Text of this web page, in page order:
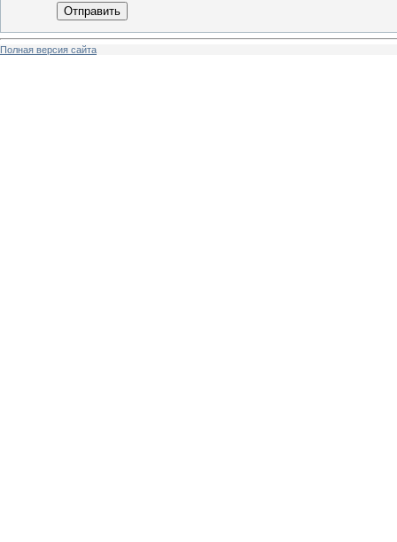
Отправить
Полная версия сайта